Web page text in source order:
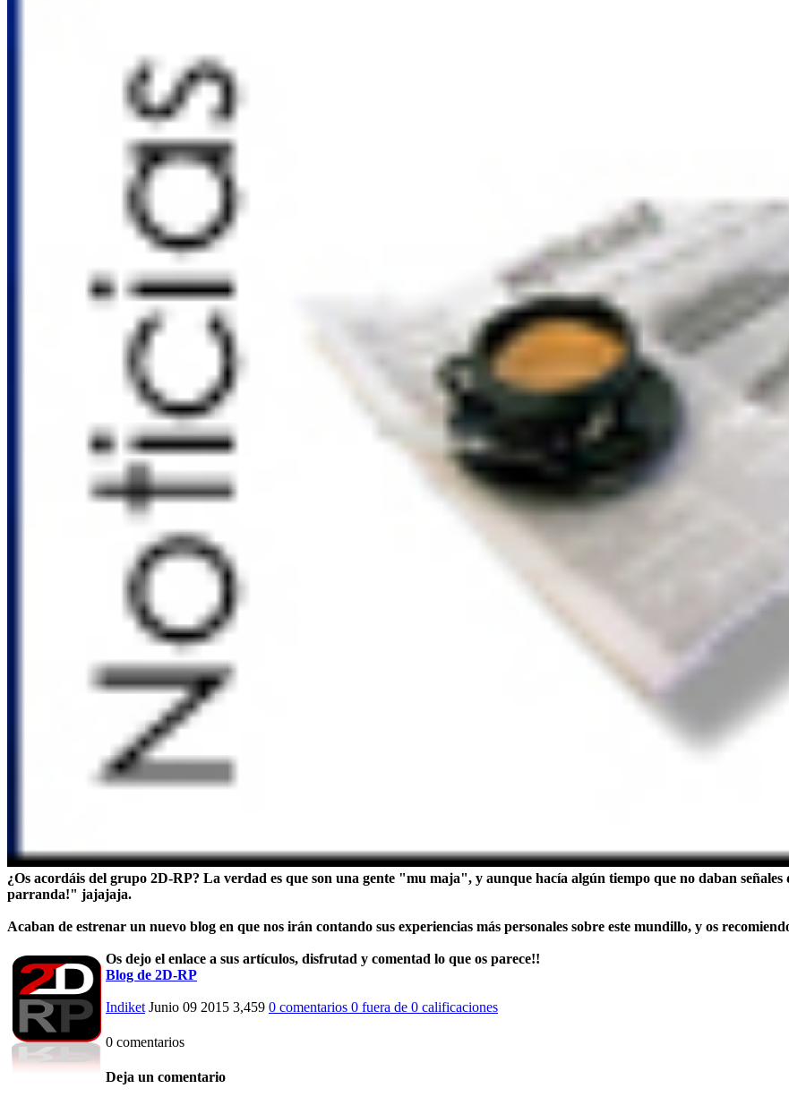
¿Os acordáis del grupo 2D-RP? La verdad es que son una gente "mu maja", y aunque hacía algún tiempo que no daban
parranda!" jajajaja.
Acaban de estrenar un nuevo blog en que nos irán contando sus experiencias más personales sobre este mundillo, y os
Os dejo el enlace a sus artículos, disfrutad y comentad lo que os parece!!
Blog de 2D-RP
Indiket Junio 09 2015 3,459 0 comentarios 0 fuera de 0 calificaciones
0 comentarios
Deja un comentario